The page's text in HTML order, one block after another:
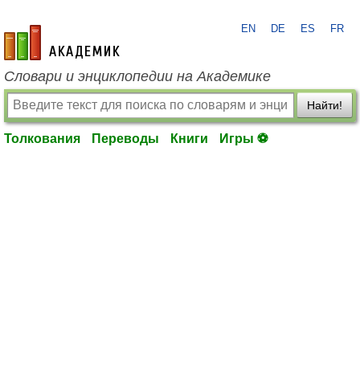
academic.ru
EN DE ES FR
Словари и энциклопедии на Академике
Найти!
Толкования Переводы Книги Игры ⚽